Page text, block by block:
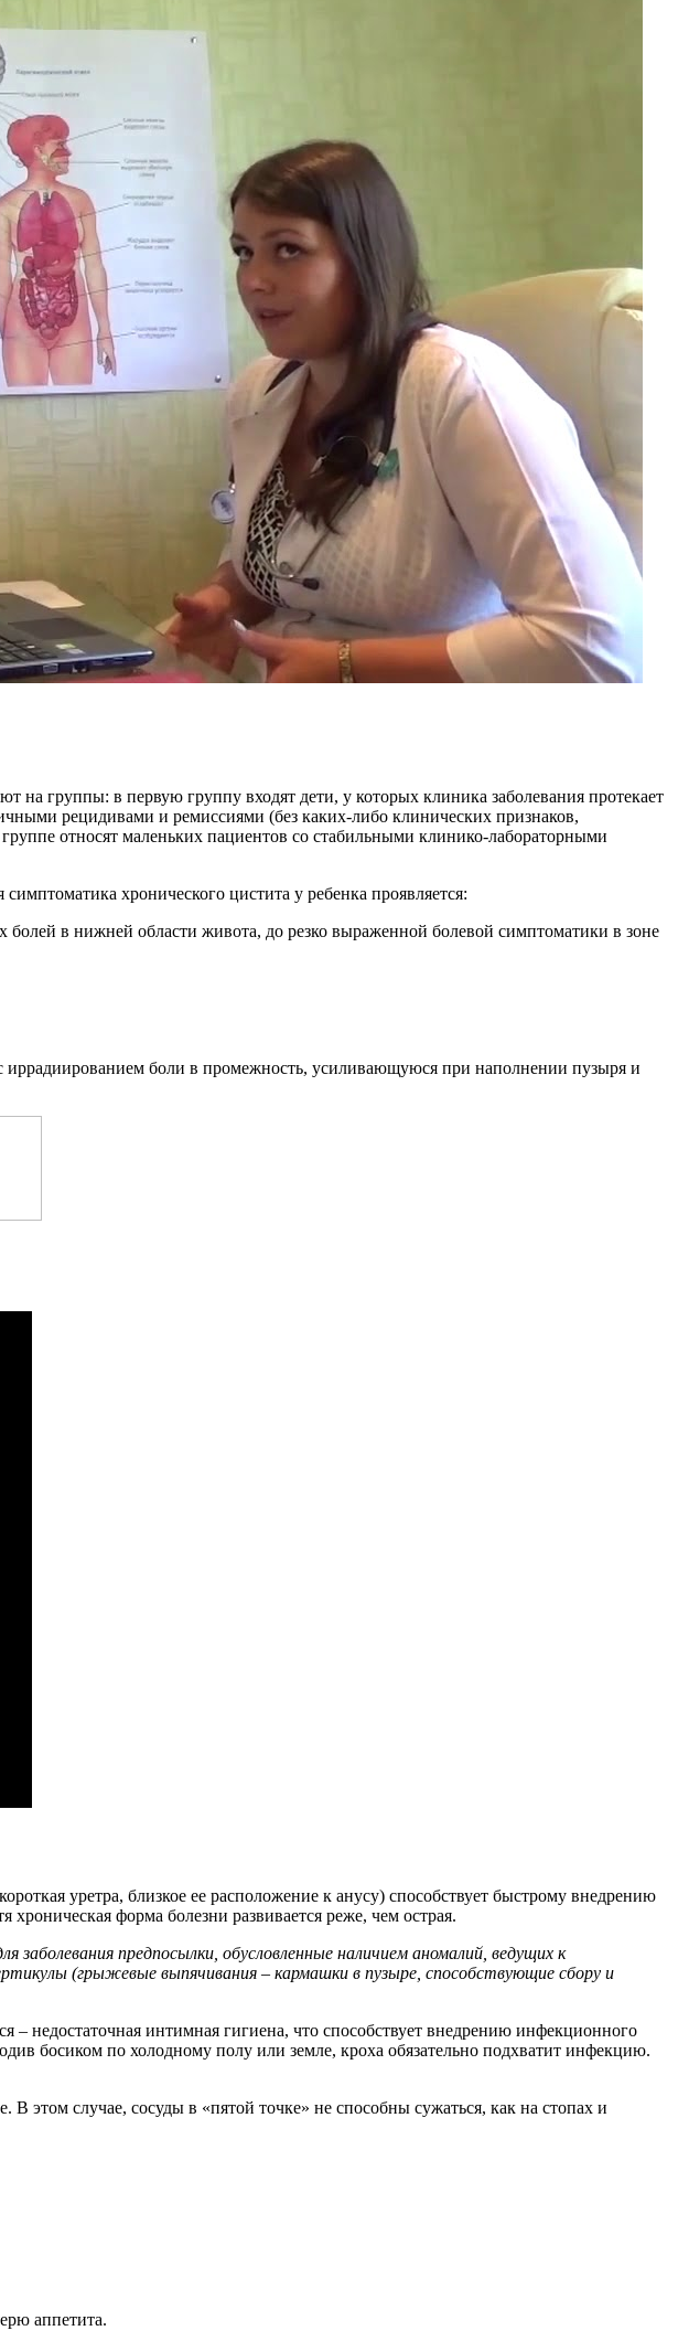
на группы: в первую группу входят дети, у которых клиника заболевания протекает
рецидивами и ремиссиями (без каких-либо клинических признаков,
относят маленьких пациентов со стабильными клинико-лабораторными
хронического цистита у ребенка проявляется:
в нижней области живота, до резко выраженной болевой симптоматики в зоне
иррадиированием боли в промежность, усиливающуюся при наполнении пузыря и
уретра, близкое ее расположение к анусу) способствует быстрому внедрению
форма болезни развивается реже, чем острая.
предпосылки, обусловленные наличием аномалий, ведущих к
(грыжевые выпячивания – кармашки в пузыре, способствующие сбору и
– недостаточная интимная гигиена, что способствует внедрению инфекционного
босиком по холодному полу или земле, кроха обязательно подхватит инфекцию.
этом случае, сосуды в «пятой точке» не способны сужаться, как на стопах и
аппетита.